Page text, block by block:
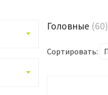
Головные (60)
Сортировать: